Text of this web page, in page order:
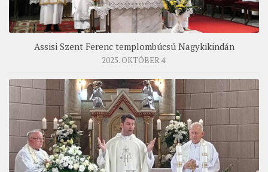
Assisi Szent Ferenc templombúcsú Nagykikindán
2025. OKTÓBER 4.